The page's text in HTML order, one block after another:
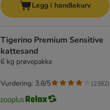
Legg i handlekurv
Tigerino Premium Sensitive
kattesand
6 kg prøvepakke
Vurdering: 3.8/5 (2382)